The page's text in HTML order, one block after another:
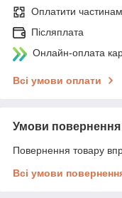
Оплатити
Післяплата
Онлайн-оплата
Всі умови оплати
Умови повернення
Повернення товару
Всі умови